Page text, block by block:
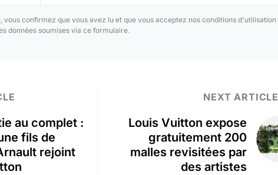
vous confirmez que vous avez lu et que vous acceptez nos conditions d'utilisation
données soumises via ce formulaire.
au complet :
fils de
rejoint
NEXT ARTICLE
Louis Vuitton expose
gratuitement 200
malles revisitées par
des artistes